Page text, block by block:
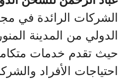
الشركات الرائدة في
الدولي من المدينة
حيث تقدم خدمات
احتياجات الأفراد